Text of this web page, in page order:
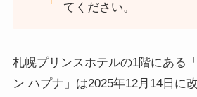
てください。
札幌プリンスホテルの1階にある
ン ハプナ」は2025年12月14日に